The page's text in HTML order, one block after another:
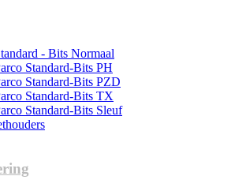
- Bits Normaal
Standard-Bits PH
Standard-Bits PZD
Standard-Bits TX
Standard-Bits Sleuf